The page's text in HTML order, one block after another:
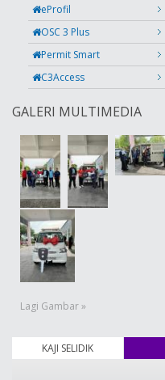
eProfil
OSC 3 Plus
Permit Smart
C3Access
GALERI MULTIMEDIA
Lagi Gambar »
KAJI SELIDIK